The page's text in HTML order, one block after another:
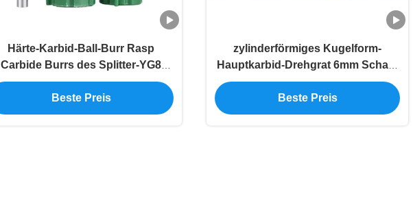
Härte-Karbid-Ball-Burr Rasp
Carbide Burrs des Splitter-YG8
hohe Produktions-
Leistungsfähigkeit hoher
Beste Preis
zylinderförmiges Kugelform-
Hauptkarbid-Drehgrat 6mm Schaft-
10mm
Beste Preis